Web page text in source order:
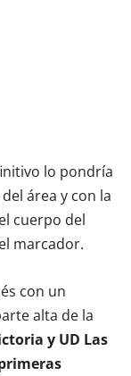
lo pondría
área y con la
cuerpo del
marcador.
con un
alta de la
y UD Las